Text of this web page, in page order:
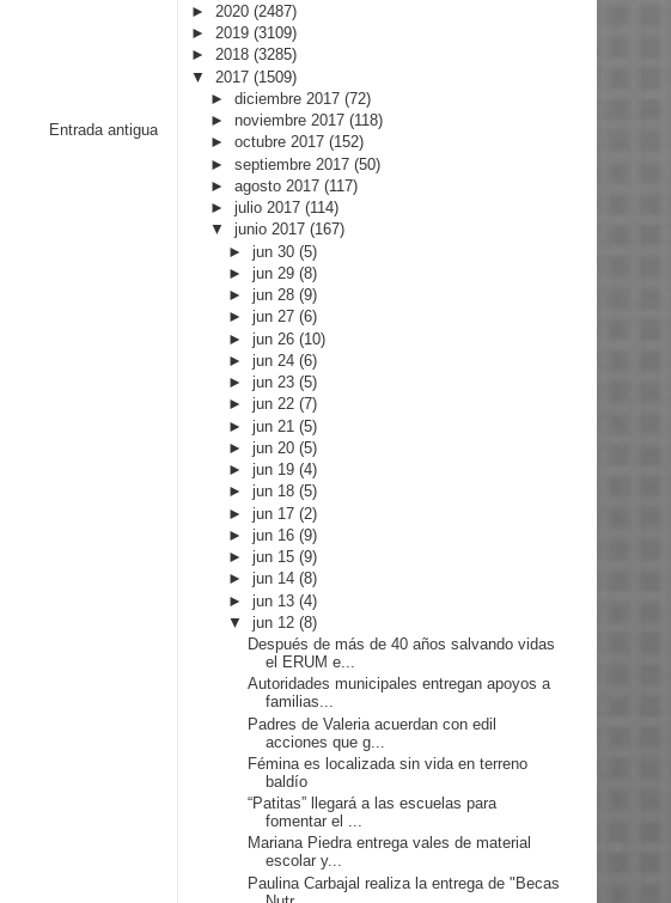
Entrada antigua
► 2020 (2487)
► 2019 (3109)
► 2018 (3285)
▼ 2017 (1509)
► diciembre 2017 (72)
► noviembre 2017 (118)
► octubre 2017 (152)
► septiembre 2017 (50)
► agosto 2017 (117)
► julio 2017 (114)
▼ junio 2017 (167)
►jun 30(5)
►jun 29(8)
►jun 28(9)
►jun 27(6)
►jun 26(10)
►jun 24(6)
►jun 23(5)
►jun 22(7)
►jun 21(5)
►jun 20(5)
►jun 19(4)
►jun 18(5)
►jun 17(2)
►jun 16(9)
►jun 15(9)
►jun 14(8)
►jun 13(4)
▼jun 12(8)
Después de más de 40 años salvando vidas
el ERUM e...
Autoridades municipales entregan apoyos a
familias...
Padres de Valeria acuerdan con edil
acciones que g...
Fémina es localizada sin vida en terreno
baldío
“Patitas” llegará a las escuelas para
fomentar el ...
Mariana Piedra entrega vales de material
escolar y...
Paulina Carbajal realiza la entrega de "Becas